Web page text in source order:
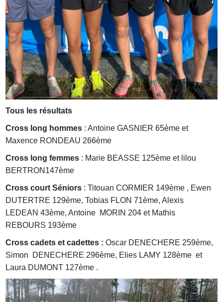
Tous les résultats
Cross long hommes : Antoine GASNIER 65ème et
Maxence RONDEAU 266ème
Cross long femmes : Marie BEASSE 125ème et lilou
BERTRON147ème
Cross court Séniors : Titouan CORMIER 149ème , Ewen
DUTERTRE 129ème, Tobias FLON 71ème, Alexis
LEDEAN 43ème, Antoine MORIN 204 et Mathis
REBOURS 193ème
Cross cadets et cadettes :Oscar DENECHERE 259ème,
Simon DENECHERE 296ème, Elies LAMY 128ème et
Laura DUMONT 127ème .